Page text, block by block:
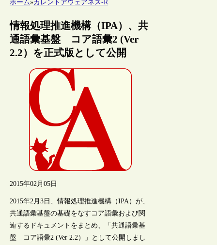
ホーム»カレントアウェアネス-R
情報処理推進機構（IPA）、共
通語彙基盤 コア語彙2 (Ver
2.2）を正式版として公開
2015年02月05日
2015年2月3日、情報処理推進機構（IPA）が、
共通語彙基盤の基礎をなすコア語彙および関
連するドキュメントをまとめ、「共通語彙基
盤 コア語彙2 (Ver 2.2）」として公開しまし